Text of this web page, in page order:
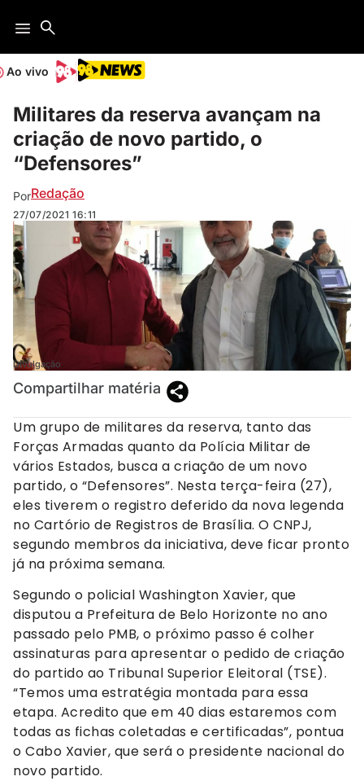
Ao vivo
Militares da reserva avançam na
criação de novo partido, o
“Defensores”
PorRedação
27/07/2021 16:11
Divulgação
Compartilhar matéria
Um grupo de militares da reserva, tanto das
Forças Armadas quanto da Polícia Militar de
vários Estados, busca a criação de um novo
partido, o “Defensores”. Nesta terça-feira (27),
eles tiverem o registro deferido da nova legenda
no Cartório de Registros de Brasília. O CNPJ,
segundo membros da iniciativa, deve ficar pronto
já na próxima semana.
Segundo o policial Washington Xavier, que
disputou a Prefeitura de Belo Horizonte no ano
passado pelo PMB, o próximo passo é colher
assinaturas para apresentar o pedido de criação
do partido ao Tribunal Superior Eleitoral (TSE).
“Temos uma estratégia montada para essa
etapa. Acredito que em 40 dias estaremos com
todas as fichas coletadas e certificadas”, pontua
o Cabo Xavier, que será o presidente nacional do
novo partido.